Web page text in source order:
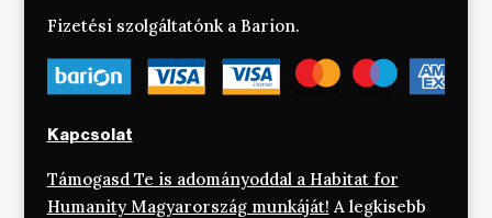
Fizetési szolgáltatónk a Barion.
Kapcsolat
Támogasd Te is adományoddal a Habitat for
Humanity Magyarország munkáját! A legkisebb